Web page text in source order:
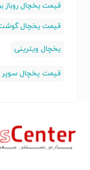
قیمت یخچال روباز
قیمت یخچال
یخچال ویترینی
قیمت یخچال سوپر